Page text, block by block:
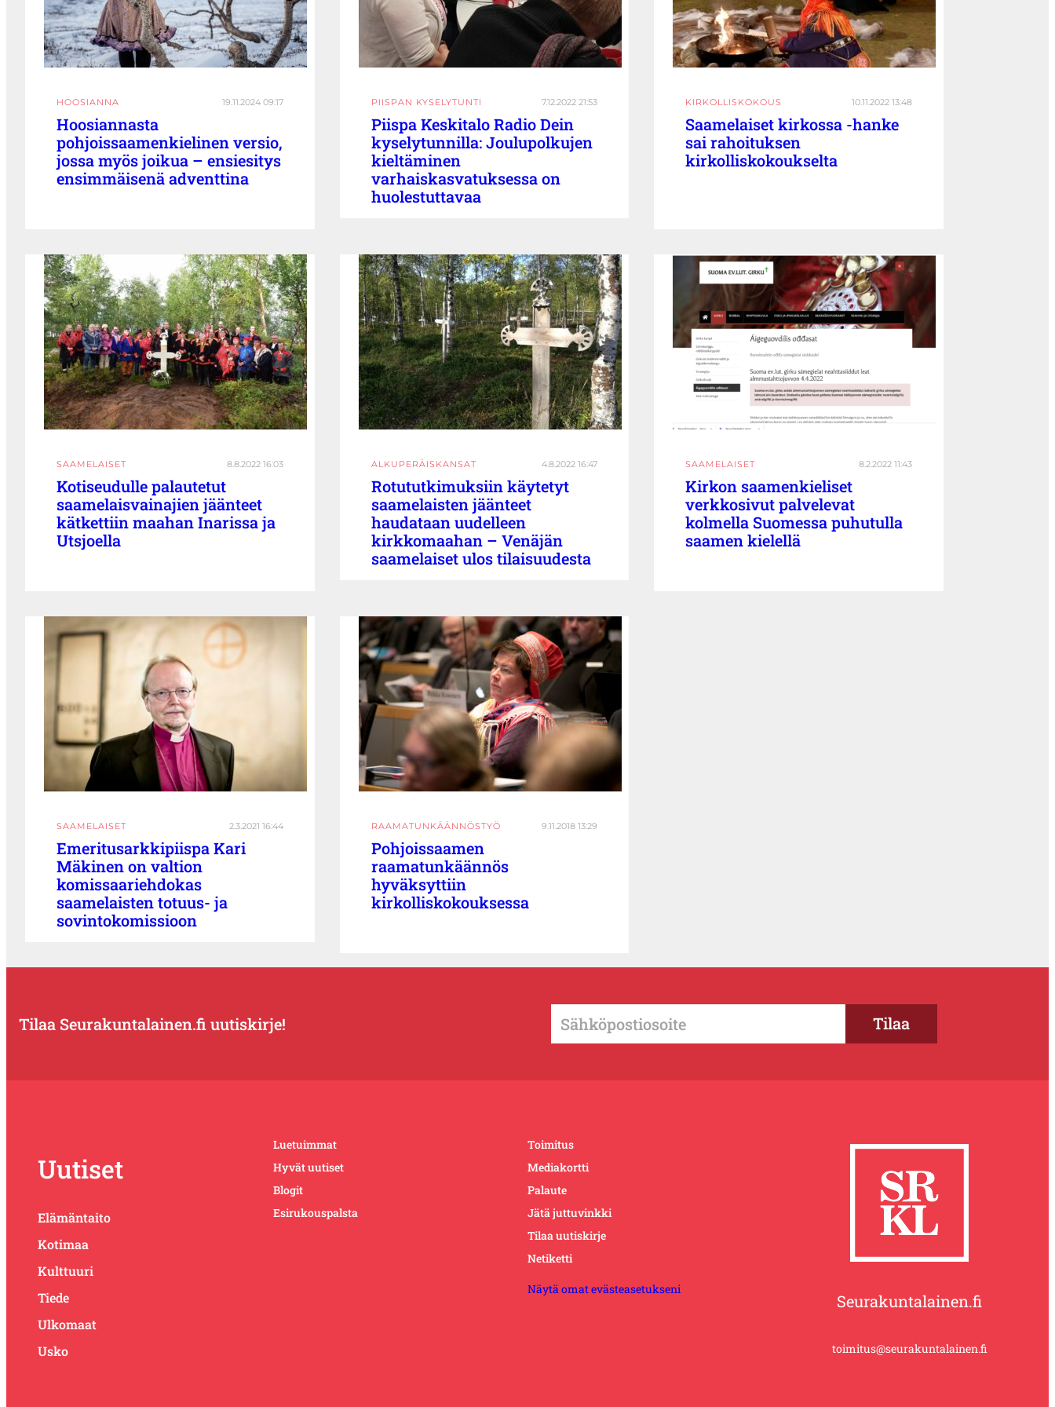
HOOSIANNA 19.11.2024 09:17
Hoosiannasta
pohjoissaamenkielinen versio,
jossa myös joikua – ensiesitys
ensimmäisenä adventtina
PIISPAN KYSELYTUNTI 7.12.2022 21:53
Piispa Keskitalo Radio Dein
kyselytunnilla: Joulupolkujen
kieltäminen
varhaiskasvatuksessa on
huolestuttavaa
KIRKOLLISKOKOUS 10.11.2022 13:48
Saamelaiset kirkossa -hanke
sai rahoituksen
kirkolliskokoukselta
SAAMELAISET 8.8.2022 16:03
Kotiseudulle palautetut
saamelaisvainajien jäänteet
kätkettiin maahan Inarissa ja
Utsjoella
ALKUPERÄISKANSAT 4.8.2022 16:47
Rotututkimuksiin käytetyt
saamelaisten jäänteet
haudataan uudelleen
kirkkomaahan – Venäjän
saamelaiset ulos tilaisuudesta
SAAMELAISET 8.2.2022 11:43
Kirkon saamenkieliset
verkkosivut palvelevat
kolmella Suomessa puhutulla
saamen kielellä
SAAMELAISET 2.3.2021 16:44
Emeritusarkkipiispa Kari
Mäkinen on valtion
komissaariehdokas
saamelaisten totuus- ja
sovintokomissioon
RAAMATUNKÄÄNNÖSTYÖ 9.11.2018 13:29
Pohjoissaamen
raamatunkäännös
hyväksyttiin
kirkolliskokouksessa
Tilaa Seurakuntalainen.fi uutiskirje!
Uutiset
Elämäntaito
Kotimaa
Kulttuuri
Tiede
Ulkomaat
Usko
Luetuimmat
Hyvät uutiset
Blogit
Esirukouspalsta
Toimitus
Mediakortti
Palaute
Jätä juttuvinkki
Tilaa uutiskirje
Netiketti
Näytä omat evästeasetukseni
Seurakuntalainen.fi
toimitus@seurakuntalainen.fi